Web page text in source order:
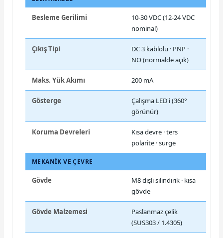
Besleme Gerilimi
10-30 VDC (12-24 VDC
nominal)
Çıkış Tipi
DC 3 kablolu · PNP ·
NO (normalde açık)
Maks. Yük Akımı 200 mA
Gösterge
Çalışma LED'i (360°
görünür)
Koruma Devreleri
Kısa devre · ters
polarite · surge
MEKANIK VE ÇEVRE
Gövde
M8 dişli silindirik · kısa
gövde
Gövde Malzemesi
Paslanmaz çelik
(SUS303 / 1.4305)